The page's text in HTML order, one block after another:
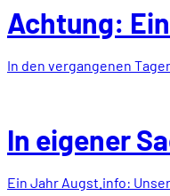
Achtung:
In den vergangenen
In eigener
Ein Jahr Augst.info: